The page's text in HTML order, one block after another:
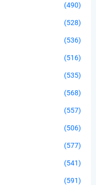
(490)
(528)
(536)
(516)
(535)
(568)
(557)
(506)
(577)
(541)
(591)